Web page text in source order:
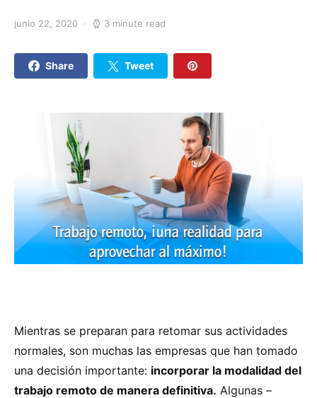
junio 22, 2020 3 minute read
Share Tweet
Mientras se preparan para retomar sus actividades
normales, son muchas las empresas que han tomado
una decisión importante: incorporar la modalidad del
trabajo remoto de manera definitiva. Algunas –